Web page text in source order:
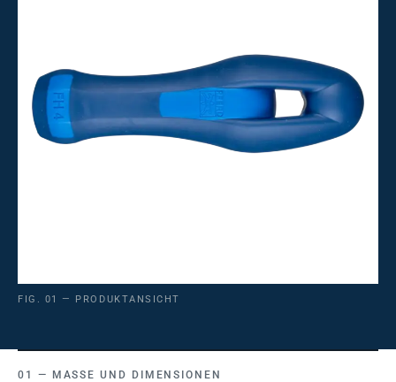
FIG. 01 — PRODUKTANSICHT
MASSE UND DIMENSIONEN